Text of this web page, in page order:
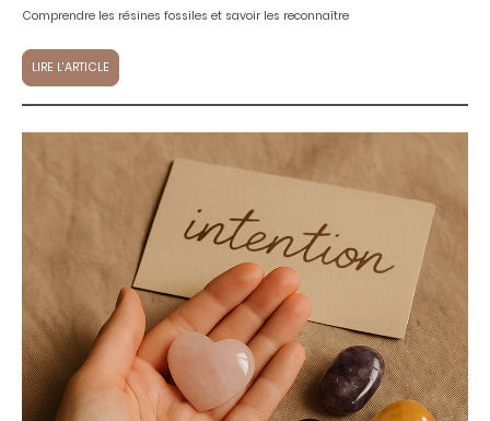
Comprendre les résines fossiles et savoir les reconnaître
LIRE L'ARTICLE